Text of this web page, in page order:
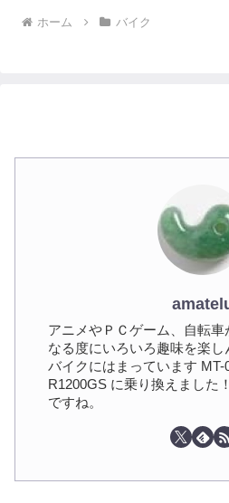
ホーム バイク
アニメやＰＣゲーム、自転
なる度にいろいろ趣味を楽
バイクにはまっています MT-
R1200GS に乗り換えました
ですね。